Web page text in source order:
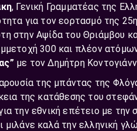
, Γενική Γραμματέας της
για τον εορτασμό της
στην Αψίδα του Θριάμβου
300 και πλέον
με τον Δημήτρη
της μπάντας της
της κατάθεσης του
την εθνική επέτειο με
μιλάνε καλά την ελληνική